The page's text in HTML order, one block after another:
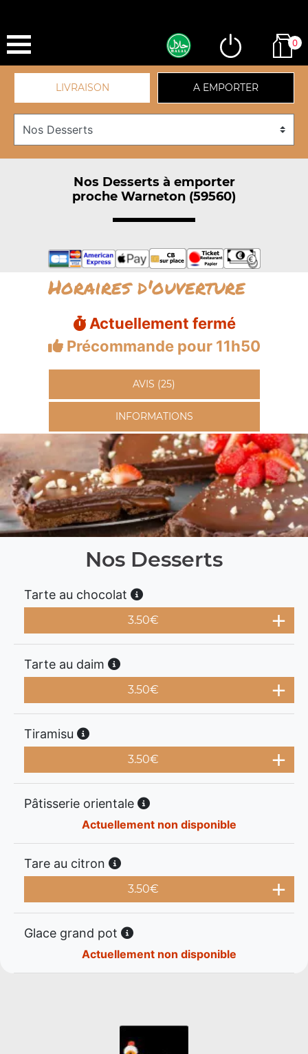
0
LIVRAISON A EMPORTER
Nos Desserts à emporter
proche Warneton (59560)
Horaires d'ouverture
Actuellement fermé
Précommande pour 11h50
AVIS (25)
INFORMATIONS
Nos Desserts
Tarte au chocolat
3.50€
Tarte au daim
3.50€
Tiramisu
3.50€
Pâtisserie orientale
Actuellement non disponible
Tare au citron
3.50€
Glace grand pot
Actuellement non disponible